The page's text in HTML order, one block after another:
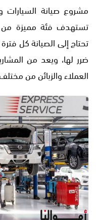
مشروع صيانة السيارات
تستهدف فئة مميزة من
تحتاج إلى الصيانة كل
ضرر لها، ويعد من
العملاء والزبائن من